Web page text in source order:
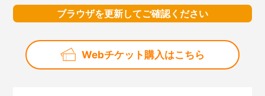
第125回「火星大接近」
ャボン玉サイエンス」
第123回 プラネタリウム「眠れなくなる宇宙のはな
ブラウザを更新してご確認ください
Webチケット購入はこちら